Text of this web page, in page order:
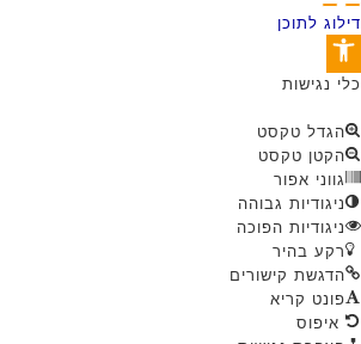
דילוג לתוכן
פתח סרגל נגישות
כלי נגישות
הגדל טקסט
הקטן טקסט
גווני אפור
ניגודיות גבוהה
ניגודיות הפוכה
רקע בהיר
הדגשת קישורים
פונט קריא
איפוס